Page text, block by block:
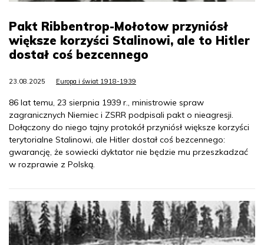
Pakt Ribbentrop-Mołotow przyniósł
większe korzyści Stalinowi, ale to Hitler
dostał coś bezcennego
23.08.2025 Europa i świat 1918-1939
86 lat temu, 23 sierpnia 1939 r., ministrowie spraw
zagranicznych Niemiec i ZSRR podpisali pakt o nieagresji.
Dołączony do niego tajny protokół przyniósł większe korzyści
terytorialne Stalinowi, ale Hitler dostał coś bezcennego:
gwarancję, że sowiecki dyktator nie będzie mu przeszkadzać
w rozprawie z Polską.